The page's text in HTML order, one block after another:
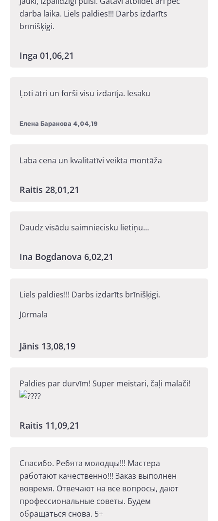
darba laika. Liels paldies!!! Darbs izdarīts
brīnišķigi.
Inga 01,06,21
Ļoti ātri un forši visu izdarīja. Iesaku
Елена Баранова 4,04,19
Laba cena un kvalitatīvi veikta montāža
Raitis 28,01,21
Daudz visādu saimniecisku lietiņu…
Ina Bogdanova 6,02,21
Liels paldies!!! Darbs izdarīts brīnišķigi.
Jūrmala
Jānis 13,08,19
Paldies par durvīm! Super meistari, čaļi malači!
Raitis 11,09,21
Спасибо. Ребята молодцы!!! Мастера
работают качественно!!! Заказ выполнен
вовремя. Отвечают на все вопросы, дают
профессиональные советы. Будем
обращаться снова. 5+